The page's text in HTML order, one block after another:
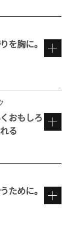
を胸に。
おもしろ
る
ために。